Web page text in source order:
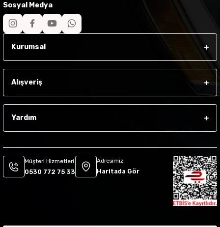
Sosyal Medya
Kurumsal
Alışveriş
Yardım
Müşteri Hizmetleri
0530 772 75 33
Adresimiz
Haritada Gör